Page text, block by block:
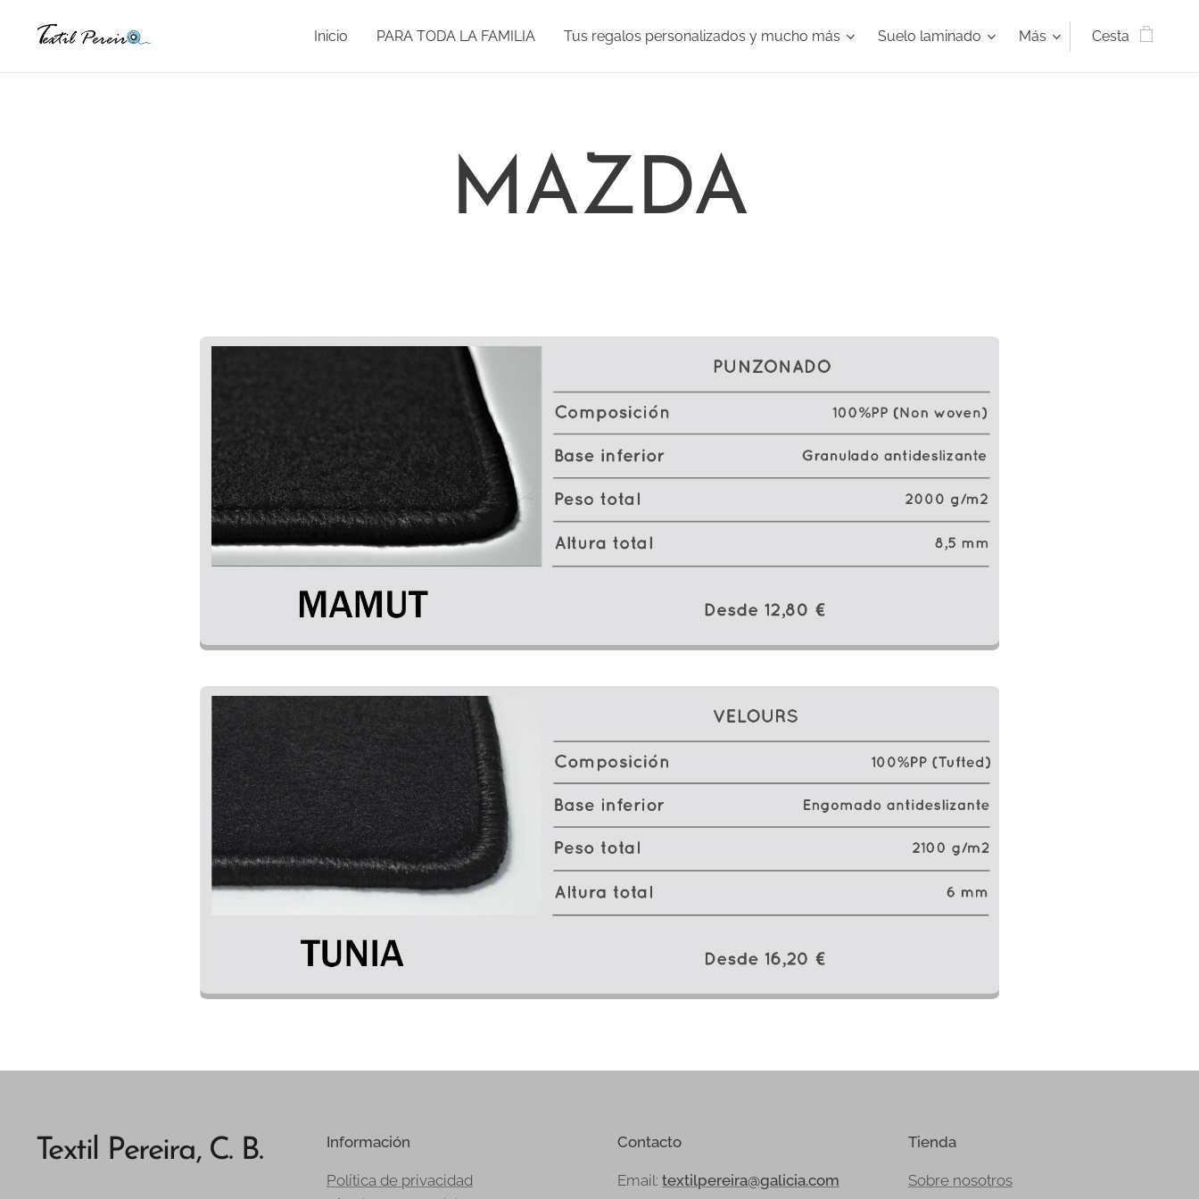
Inicio PARA TODA LA FAMILIA Tus regalos personalizados y mucho más Suelo laminado Más Cesta
MAZDA
Textil Pereira, C. B. Información
Política de privacidad
Contacto
Email: textilpereira@galicia.com
Tienda
Sobre nosotros